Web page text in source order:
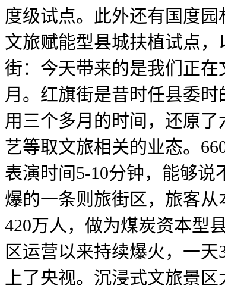
度级试点。此外还有国度
文旅赋能型县城扶植试点
街：今天带来的是我们正
月。红旗街是昔时任县委
用三个多月的时间，还原
艺等取文旅相关的业态。
表演时间5-10分钟，能够
爆的一条则旅街区，旅客
420万人，做为煤炭资本型
区运营以来持续爆火，一
上了央视。沉浸式文旅景